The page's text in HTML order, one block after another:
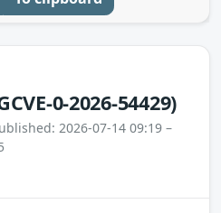
0-2026-54429)
2026-07-14 09:19 –